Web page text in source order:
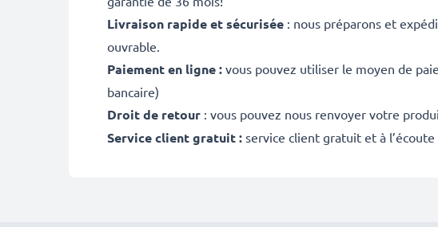
Livraison rapide et sécurisée : nous préparons et
ouvrable.
Paiement en ligne : vous pouvez utiliser le moyen de
bancaire)
Droit de retour : vous pouvez nous renvoyer votre
Service client gratuit : service client gratuit et à